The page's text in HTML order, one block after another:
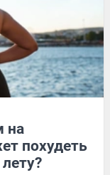
на
похудеть